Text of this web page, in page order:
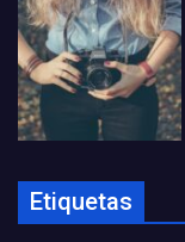
Etiquetas